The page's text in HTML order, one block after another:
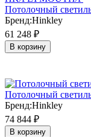
Потолочный
Бренд:Hinkley
61 248 ₽
В корзину
Потолочный
Бренд:Hinkley
74 844 ₽
В корзину